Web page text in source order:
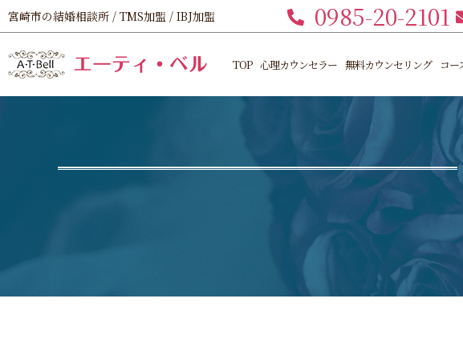
宮崎市の結婚相談所 / TMS加盟 / IBJ加盟 0985-20-2101
TOP 心理カウンセラー 無料カウンセリング コー